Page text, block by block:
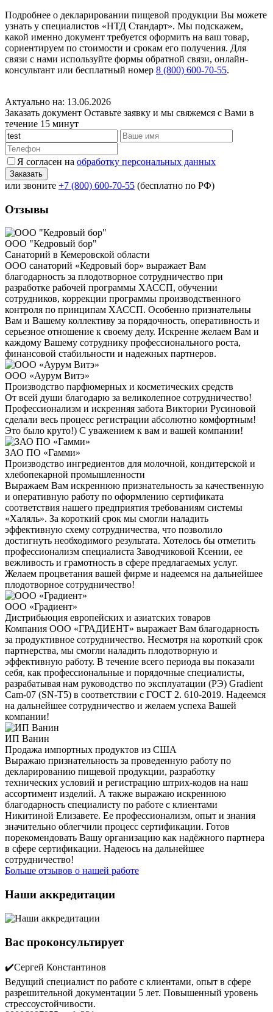
Подробнее о декларировании пищевой продукции Вы можете
узнать у специалистов «НТД Стандарт». Мы подскажем,
какой именно документ требуется оформить на ваш товар,
сориентируем по стоимости и срокам его получения. Для
связи с нами используйте формы обратной связи, онлайн-
консультант или бесплатный номер 8 (800) 600-70-55.
Актуально на: 13.06.2026
Заказать документ Оставьте заявку и мы свяжемся с Вами в
течение 15 минут
Я согласен на обработку персональных данных
или звоните +7 (800) 600-70-55 (бесплатно по РФ)
Отзывы
ООО "Кедровый бор"
Санаторий в Кемеровской области
ООО санаторий «Кедровый бор» выражает Вам
благодарность за плодотворное сотрудничество при
разработке рабочей программы ХАССП, обучении
сотрудников, коррекции программы производственного
контроля по принципам ХАССП. Особенно признательны
Вам и Вашему коллективу за порядочность, оперативность и
серьезное отношение к своему делу. Искренне желаем Вам и
каждому Вашему сотруднику профессионального роста,
финансовой стабильности и надежных партнеров.
ООО «Аурум Витэ»
Производство парфюмерных и косметических средств
От всей души благодарю за великолепное сотрудничество!
Профессионализм и искренняя забота Виктории Русиновой
сделали весь процесс регистрации абсолютно комфортным!
Это было круто!) С уважением к вам и вашей компании!
ЗАО ПО «Гамми»
Производство ингредиентов для молочной, кондитерской и
хлебопекарной промышленности
Выражаем Вам искреннюю признательность за качественную
и оперативную работу по оформлению сертификата
соответствия нашего предприятия требованиям системы
«Халяль». За короткий срок мы смогли наладить
эффективную схему сотрудничества, что позволило
достигнуть необходимого результата. Хотелось бы отметить
профессионализм специалиста Заводчиковой Ксении, ее
вежливость и грамотность в сфере предлагаемых услуг.
Желаем процветания вашей фирме и надеемся на дальнейшее
плодотворное сотрудничество!
ООО «Градиент»
Дистрибьюция европейских и азиатских товаров
Компания ООО «ГРАДИЕНТ» выражает Вам благодарность
за продуктивное сотрудничество. Несмотря на короткий срок
партнерства, мы смогли наладить плодотворную и
эффективную работу. В течение всего периода вы показали
себя, как профессиональные и порядочные специалисты,
разрабатывая нам руководство по эксплуатации (РЭ) Gradient
Cam-07 (SN-T5) в соответствии с ГОСТ 2. 610-2019. Надеемся
на дальнейшее сотрудничество и желаем успеха Вашей
компании!
ИП Ванин
Продажа импортных продуктов из США
Выражаю признательность за проведенную работу по
декларированию пищевой продукции, разработку
технических условий и регистрацию штрих-кодов на наш
ассортимент изделий. А также выражаю искреннюю
благодарность специалисту по работе с клиентами
Никитиной Елизавете. Ее профессионализм, опыт и знания
значительно облегчили процесс сертификации. Готов
порекомендовать Вашу организацию как надёжного партнера
в сфере сертификации. Надеюсь на дальнейшее
сотрудничество!
Больше отзывов о нашей работе
Наши аккредитации
Вас проконсультирует
✔️Сергей Константинов
Ведущий специалист по работе с клиентами, опыт в сфере
разрешительной документации 5 лет. Повышенный уровень
стрессоустойчивости.